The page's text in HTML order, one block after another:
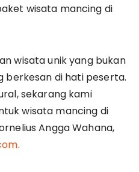
wisata mancing di
wisata unik yang bukan
berkesan di hati peserta.
sekarang kami
wisata mancing di
Angga Wahana,
.